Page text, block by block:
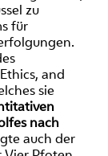
zu
für
and
sie
nach
auch der